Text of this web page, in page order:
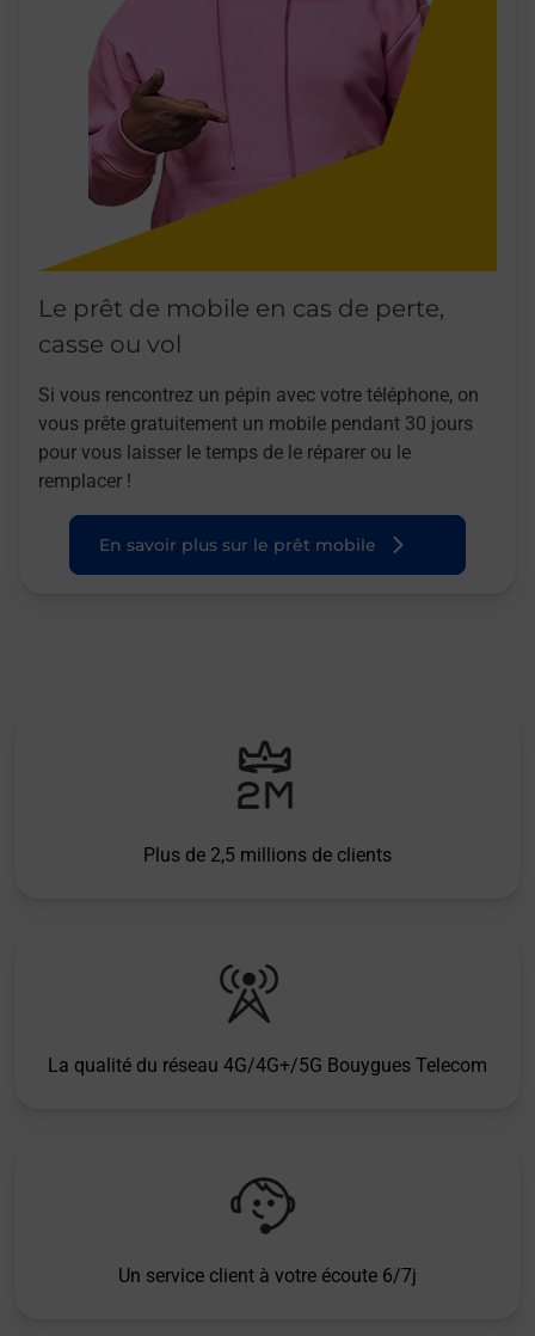
Le prêt de mobile en cas de perte,
casse ou vol
Si vous rencontrez un pépin avec votre téléphone, on
vous prête gratuitement un mobile pendant 30 jours
pour vous laisser le temps de le réparer ou le
remplacer !
En savoir plus sur le prêt mobile
Plus de 2,5 millions de clients
La qualité du réseau 4G/4G+/5G Bouygues Telecom
Un service client à votre écoute 6/7j